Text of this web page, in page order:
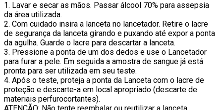
1. Lavar e secar as mãos. Passar álcool 70% para assepsia
da área utilizada.
2. Com cuidado insira a lanceta no lancetador. Retire o lacre
de segurança da lanceta girando e puxando até expor a ponta
da agulha. Guarde o lacre para descartar a lanceta.
3. Pressione a ponta de um dos dedos e use o Lancetador
para furar a pele. Em seguida a amostra de sangue já está
pronta para ser utilizada em seu teste.
4. Após o teste, proteja a ponta da Lanceta com o lacre de
proteção e descarte-a em local apropriado (descarte de
materiais perfurocortantes).